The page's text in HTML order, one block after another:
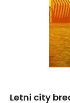
Letni city